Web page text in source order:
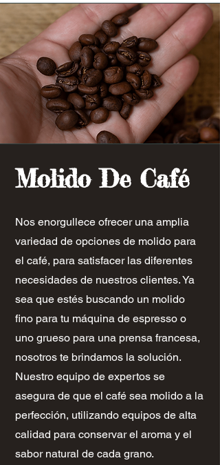
Molido De Café
Nos enorgullece ofrecer una amplia
variedad de opciones de molido para
el café, para satisfacer las diferentes
necesidades de nuestros clientes. Ya
sea que estés buscando un molido
fino para tu máquina de espresso o
uno grueso para una prensa francesa,
nosotros te brindamos la solución.
Nuestro equipo de expertos se
asegura de que el café sea molido a la
perfección, utilizando equipos de alta
calidad para conservar el aroma y el
sabor natural de cada grano.